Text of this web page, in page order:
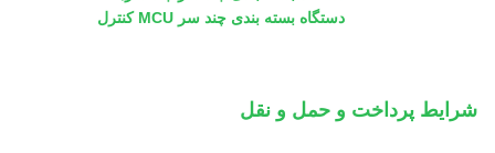
دستگاه بسته بندی چند سر MCU کنترل
شرایط پرداخت و حمل و نقل